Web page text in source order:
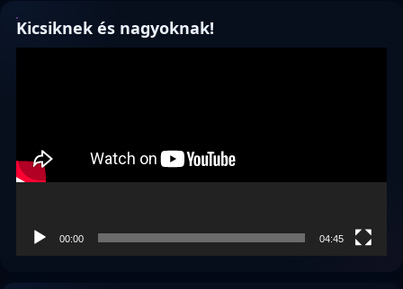
Kicsiknek és nagyoknak!
00:00 04:45